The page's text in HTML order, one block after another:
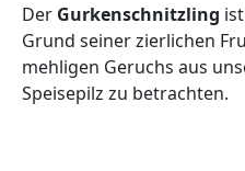
Der Gurkenschnitzling
Grund seiner zierlichen
mehligen Geruchs aus
Speisepilz zu betrachten.